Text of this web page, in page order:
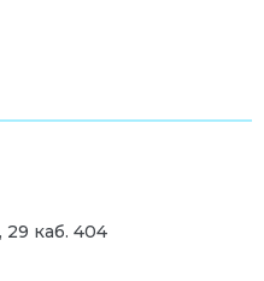
29 каб. 404